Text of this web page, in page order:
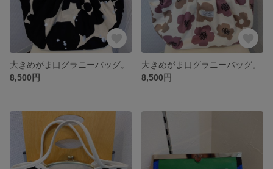
大きめがま口グラニーバッグ。
8,500円
大きめがま口グラニーバッグ。
8,500円